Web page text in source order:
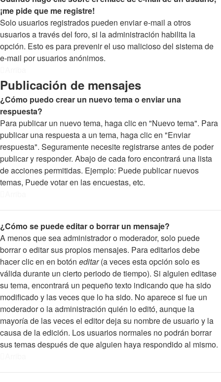
¡me pide que me registre!
Solo usuarios registrados pueden enviar e-mail a otros
usuarios a través del foro, si la administración habilita la
opción. Esto es para prevenir el uso malicioso del sistema de
e-mail por usuarios anónimos.
Publicación de mensajes
¿Cómo puedo crear un nuevo tema o enviar una
respuesta?
Para publicar un nuevo tema, haga clic en "Nuevo tema". Para
publicar una respuesta a un tema, haga clic en "Enviar
respuesta". Seguramente necesite registrarse antes de poder
publicar y responder. Abajo de cada foro encontrará una lista
de acciones permitidas. Ejemplo: Puede publicar nuevos
temas, Puede votar en las encuestas, etc.
¿Cómo se puede editar o borrar un mensaje?
A menos que sea administrador o moderador, solo puede
borrar o editar sus propios mensajes. Para editarlos debe
hacer clic en en botón editar(a veces esta opción solo es
válida durante un cierto periodo de tiempo). Si alguien editase
su tema, encontrará un pequeño texto indicando que ha sido
modificado y las veces que lo ha sido. No aparece si fue un
moderador o la administración quién lo editó, aunque la
mayoría de las veces el editor deja su nombre de usuario y la
causa de la edición. Los usuarios normales no podrán borrar
sus temas después de que alguien haya respondido al mismo.